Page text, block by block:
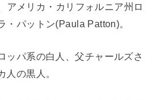
アメリカ・カリフォルニア州ロ
・パットン(Paula Patton)。
ッパ系の白人、父チャールズさ
人の黒人。